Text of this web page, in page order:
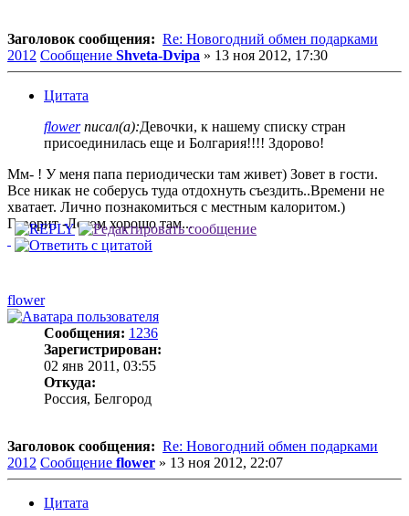
Заголовок сообщения: Re: Новогодний обмен подарками
2012 Сообщение Shveta-Dvipa » 13 ноя 2012, 17:30
Цитата
flowerписал(а):Девочки, к нашему списку стран
присоединилась еще и Болгария!!!! Здорово!
Мм- ! У меня папа периодически там живет) Зовет в гости.
Все никак не соберусь туда отдохнуть съездить..Времени не
хватает. Лично познакомиться с местным калоритом.)
Говорит -Летом хорошо там...
flower
Сообщения: 1236
Зарегистрирован:
02 янв 2011, 03:55
Откуда:
Россия, Белгород
Заголовок сообщения: Re: Новогодний обмен подарками
2012 Сообщение flower » 13 ноя 2012, 22:07
Цитата